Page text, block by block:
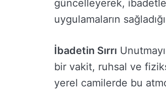
güncelleyerek,
uygulamaların
İbadetin Sırrı
bir vakit, ruhsal ve
yerel camilerde bu